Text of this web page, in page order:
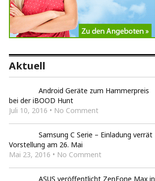
Aktuell
Android Geräte zum Hammerpreis
bei der iBOOD Hunt
Juli 10, 2016 • No Comment
Samsung C Serie – Einladung verrät
Vorstellung am 26. Mai
Mai 23, 2016 • No Comment
ASUS veröffentlicht ZenFone Max in